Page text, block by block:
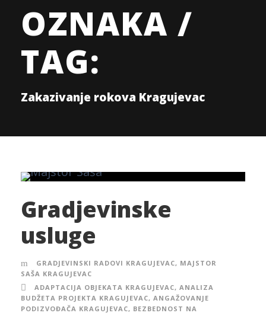
OZNAKA /
TAG:
Zakazivanje rokova Kragujevac
Gradjevinske
usluge
GRADJEVINSKI RADOVI KRAGUJEVAC, MAJSTOR
SAŠA KRAGUJEVAC
ADAPTACIJA OBJEKATA KRAGUJEVAC, ANALIZA
BUDŽETA PROJEKTA KRAGUJEVAC, ANGAŽOVANJE
PODIZVOĐAČA KRAGUJEVAC, BEZBEDNOST NA